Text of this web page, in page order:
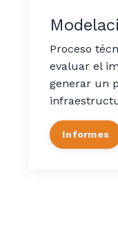
Proceso
evaluar el
generar un
Informes